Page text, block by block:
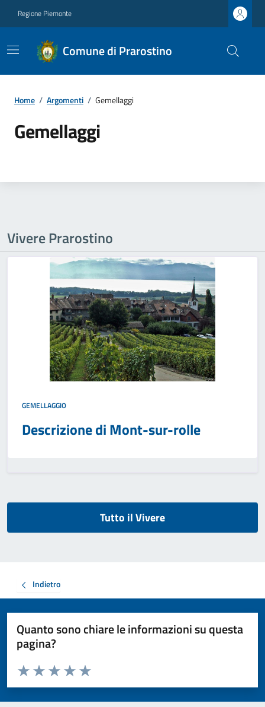
Regione Piemonte
Comune di Prarostino
Home / Argomenti / Gemellaggi
Gemellaggi
Vivere Prarostino
GEMELLAGGIO
Descrizione di Mont-sur-rolle
Tutto il Vivere
Indietro
Quanto sono chiare le informazioni su questa
pagina?
Valuta da 1 a 5 stelle la pagina
Valuta 5 stelle su 5
Valuta 4 stelle su 5
Valuta 3 stelle su 5
Valuta 2 stelle su 5
Valuta 1 stelle su 5